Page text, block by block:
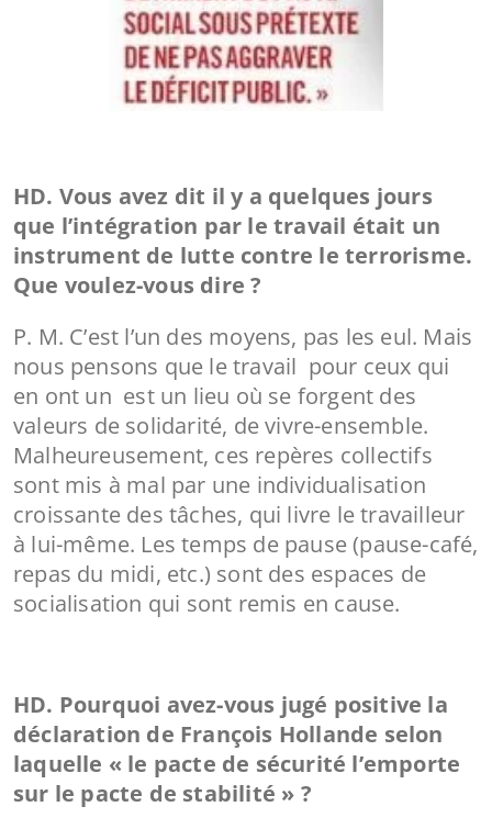
HD. Vous avez dit il y a quelques jours
que l’intégration par le travail était un
instrument de lutte contre le terrorisme.
Que voulez-vous dire ?
P. M. C’est l’un des moyens, pas les eul. Mais
nous pensons que le travail ­ pour ceux qui
en ont un ­ est un lieu où se forgent des
valeurs de solidarité, de vivre-ensemble.
Malheureusement, ces repères collectifs
sont mis à mal par une individualisation
croissante des tâches, qui livre le travailleur
à lui-même. Les temps de pause (pause-café,
repas du midi, etc.) sont des espaces de
socialisation qui sont remis en cause.
HD. Pourquoi avez-vous jugé positive la
déclaration de François Hollande selon
laquelle « le pacte de sécurité l’emporte
sur le pacte de stabilité » ?